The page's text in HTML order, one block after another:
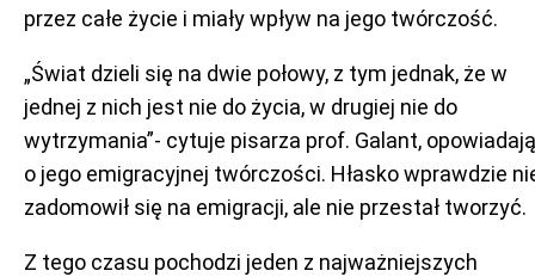
przez całe życie i miały wpływ na jego twórczość.
„Świat dzieli się na dwie połowy, z tym jednak, że w
jednej z nich jest nie do życia, w drugiej nie do
wytrzymania”- cytuje pisarza prof. Galant,
o jego emigracyjnej twórczości. Hłasko wprawdzie
zadomowił się na emigracji, ale nie przestał tworzyć.
Z tego czasu pochodzi jeden z najważniejszych